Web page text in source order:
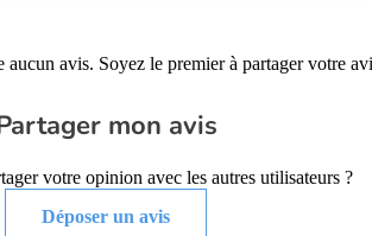
aucun avis. Soyez le premier à partager votre
mon avis
votre opinion avec les autres utilisateurs ?
Déposer un avis